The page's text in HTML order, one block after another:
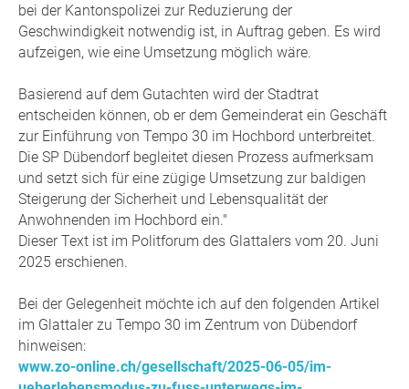
bei der Kantonspolizei zur Reduzierung der
Geschwindigkeit notwendig ist, in Auftrag geben. Es wird
aufzeigen, wie eine Umsetzung möglich wäre.
Basierend auf dem Gutachten wird der Stadtrat
entscheiden können, ob er dem Gemeinderat ein Geschäft
zur Einführung von Tempo 30 im Hochbord unterbreitet.
Die SP Dübendorf begleitet diesen Prozess aufmerksam
und setzt sich für eine zügige Umsetzung zur baldigen
Steigerung der Sicherheit und Lebensqualität der
Anwohnenden im Hochbord ein."
Dieser Text ist im Politforum des Glattalers vom 20. Juni
2025 erschienen.
Bei der Gelegenheit möchte ich auf den folgenden Artikel
im Glattaler zu Tempo 30 im Zentrum von Dübendorf
hinweisen:
www.zo-online.ch/gesellschaft/2025-06-05/im-